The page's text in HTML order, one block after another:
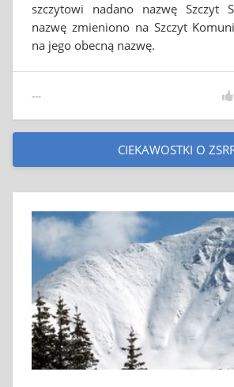
szczytowi nadano nazwę Szczyt
nazwę zmieniono na Szczyt
na jego obecną nazwę.
---
CIEKAWOSTKI O